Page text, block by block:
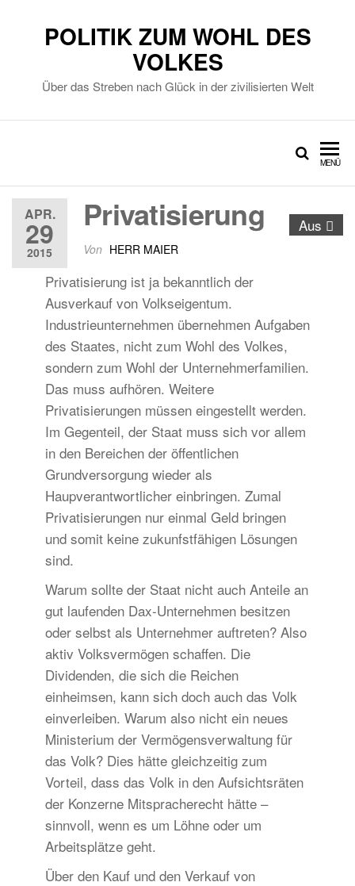
POLITIK ZUM WOHL DES
VOLKES
Über das Streben nach Glück in der zivilisierten Welt
MENÜ
APR.
29
2015
Aus
Privatisierung
Von HERR MAIER
Privatisierung ist ja bekanntlich der
Ausverkauf von Volkseigentum.
Industrieunternehmen übernehmen Aufgaben
des Staates, nicht zum Wohl des Volkes,
sondern zum Wohl der Unternehmerfamilien.
Das muss aufhören. Weitere
Privatisierungen müssen eingestellt werden.
Im Gegenteil, der Staat muss sich vor allem
in den Bereichen der öffentlichen
Grundversorgung wieder als
Haupverantwortlicher einbringen. Zumal
Privatisierungen nur einmal Geld bringen
und somit keine zukunfstfähigen Lösungen
sind.
Warum sollte der Staat nicht auch Anteile an
gut laufenden Dax-Unternehmen besitzen
oder selbst als Unternehmer auftreten? Also
aktiv Volksvermögen schaffen. Die
Dividenden, die sich die Reichen
einheimsen, kann sich doch auch das Volk
einverleiben. Warum also nicht ein neues
Ministerium der Vermögensverwaltung für
das Volk? Dies hätte gleichzeitig zum
Vorteil, dass das Volk in den Aufsichtsräten
der Konzerne Mitspracherecht hätte –
sinnvoll, wenn es um Löhne oder um
Arbeitsplätze geht.
Über den Kauf und den Verkauf von